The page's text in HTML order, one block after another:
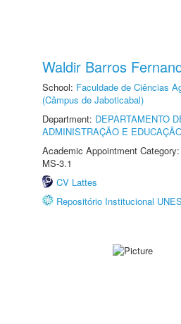
Waldir Barros
School: Faculdade de Ciências
(Câmpus de Jaboticabal)
Department: DEPARTAMENTO
ADMINISTRAÇÃO E
Academic Appointment
MS-3.1
CV Lattes
Repositório Institucional